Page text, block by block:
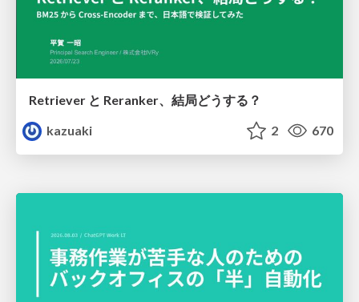
Retriever と Reranker、結局どうする？
kazuaki
2 670